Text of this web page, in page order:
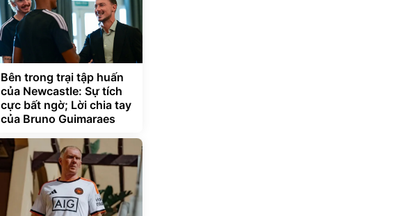
Bên trong trại tập huấn
của Newcastle: Sự tích
cực bất ngờ; Lời chia tay
của Bruno Guimaraes